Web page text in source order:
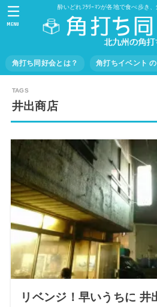
酔いどれﾌﾗﾘｰﾏﾝが各地で食べ歩き
角打ち同好会とは？ 角打ちイベント
MENU
井出商店
リベンジ！早いうちに 井